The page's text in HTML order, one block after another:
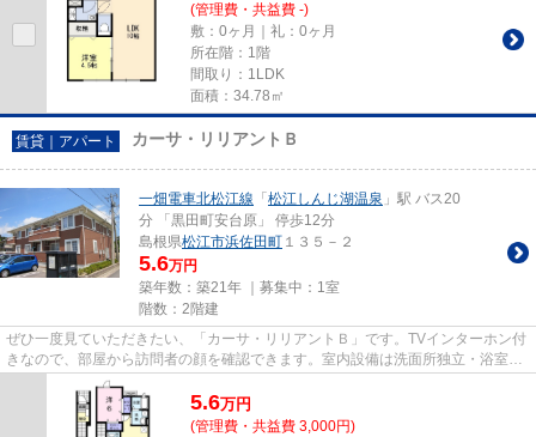
(管理費・共益費 -)
敷：0ヶ月｜礼：0ヶ月
所在階：1階
間取り：1LDK
面積：34.78㎡
賃貸｜アパート カーサ・リリアントＢ
一畑電車北松江線 「 松江しんじ湖温泉 」駅 バス20
分 「黒田町安台原」 停歩12分
島根県松江市浜佐田町 １３５－２
5.6万円
築年数：築21年 ｜募集中： 1室
階数：2階建
ぜひ一度見ていただきたい、「カーサ・リリアントＢ」です。TVインターホン付
きなので、部屋から訪問者の顔を確認できます。室内設備は洗面所独立・浴室乾
燥機などが揃っており、とて...
5.6万円
(管理費・共益費 3,000円)